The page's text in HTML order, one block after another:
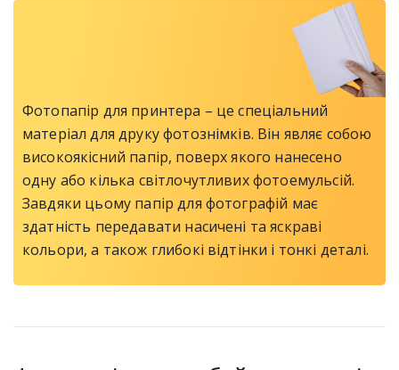
Фотопапір для принтера – це спеціальний
матеріал для друку фотознімків. Він являє собою
високоякісний папір, поверх якого нанесено
одну або кілька світлочутливих фотоемульсій.
Завдяки цьому папір для фотографій має
здатність передавати насичені та яскраві
кольори, а також глибокі відтінки і тонкі деталі.